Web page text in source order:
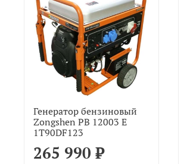
Генератор бензиновый
Zongshen PB 12003 E
1T90DF123
265 990 ₽